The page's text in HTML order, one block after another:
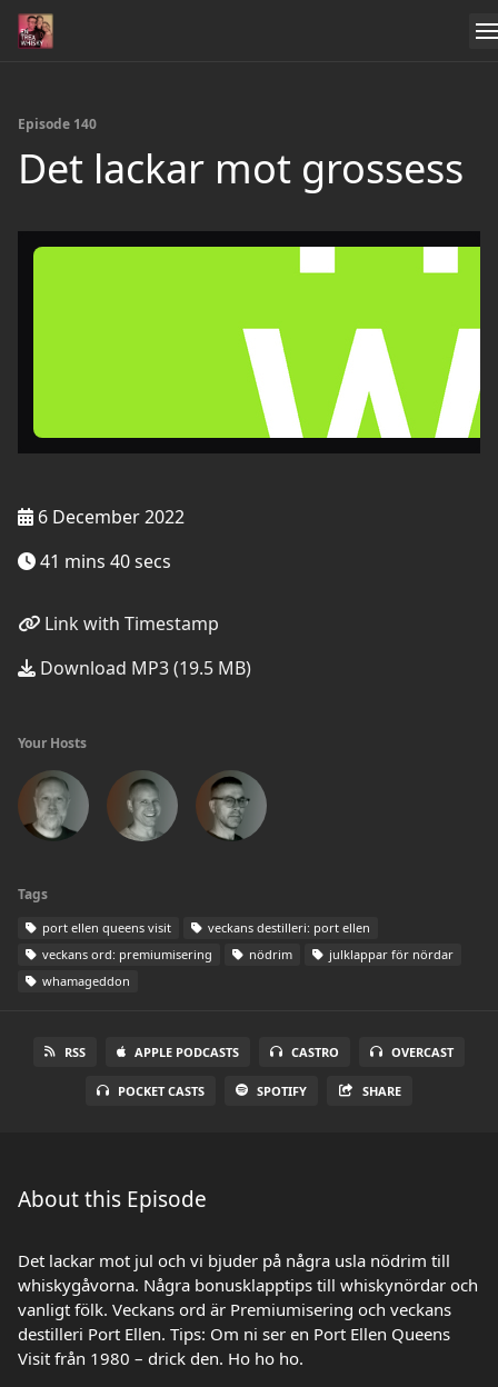
Episode 140
‌Det lackar mot grossess
6 December 2022
41 mins 40 secs
Link with Timestamp
Download MP3 (19.5 MB)
Your Hosts
Tags
port ellen queens visit
veckans destilleri: port ellen
veckans ord: premiumisering
nödrim
julklappar för nördar
whamageddon
RSS APPLE PODCASTS CASTRO OVERCAST
POCKET CASTS SPOTIFY SHARE
About this Episode
Det lackar mot jul och vi bjuder på några usla nödrim till
whiskygåvorna. Några bonusklapptips till whiskynördar och
vanligt fölk. Veckans ord är Premiumisering och veckans
destilleri Port Ellen. Tips: Om ni ser en Port Ellen Queens
Visit från 1980 – drick den. Ho ho ho.